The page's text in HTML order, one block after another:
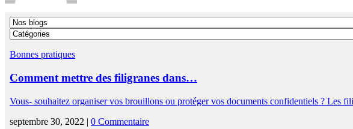
Bonnes pratiques
Comment mettre des filigranes dans…
Vous- souhaitez organiser vos brouillons ou protéger vos documents confidentiels ? Les
septembre 30, 2022 | 0 Commentaire